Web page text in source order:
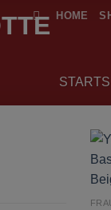
HOME